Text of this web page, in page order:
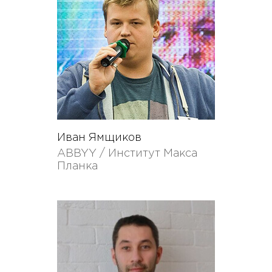
Иван Ямщиков
ABBYY / Институт Макса
Планка